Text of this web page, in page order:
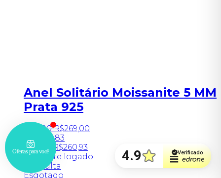
Anel Solitário Moissanite 5 MM
Prata 925
00 R$269,00
6xR$
44,83
No PIX
R$260,93
Somente logado
Consulta
Esgotado